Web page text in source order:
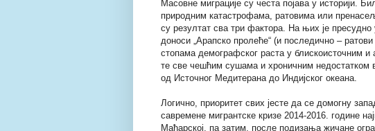
Масовне миграције су честа појава у историји.
природним катастрофама, ратовима или
су резултат сва три фактора. На њих је пресудно
доноси „Арапско пролеће“ (и последично –
стопама демографског раста у блискоисточним
те све чешћим сушама и хроничним недостатком
од Источног Медитерана до Индијског океана.
Логично, приоритет свих јесте да се домогну
савремене мигрантске кризе 2014-2016. године
Мађарској, па затим, после подизања жичане